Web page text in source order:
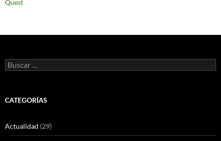
Quest
Buscar:
CATEGORÍAS
Actualidad (29)